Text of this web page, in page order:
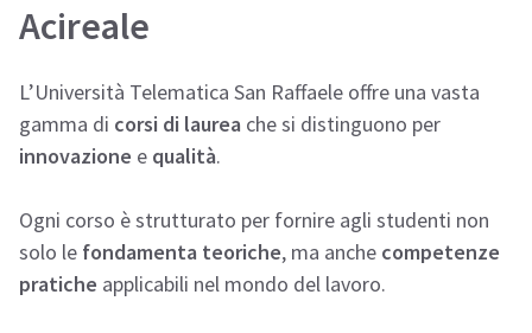
Acireale
L’Università Telematica San Raffaele offre una vasta
gamma di corsi di laurea che si distinguono per
innovazione e qualità.
Ogni corso è strutturato per fornire agli studenti non
solo le fondamenta teoriche, ma anche competenze
pratiche applicabili nel mondo del lavoro.